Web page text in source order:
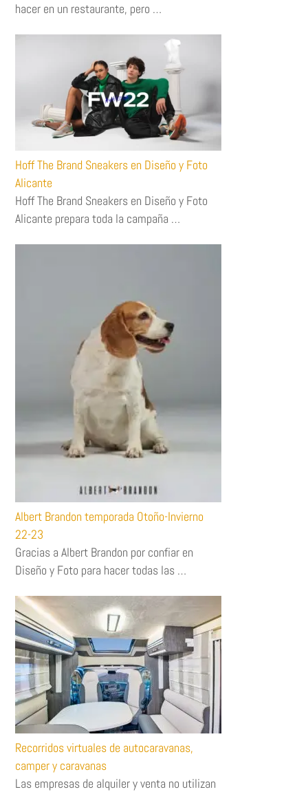
hacer en un restaurante, pero …
Hoff The Brand Sneakers en Diseño y Foto
Alicante
Hoff The Brand Sneakers en Diseño y Foto
Alicante prepara toda la campaña …
Albert Brandon temporada Otoño-Invierno
22-23
Gracias a Albert Brandon por confiar en
Diseño y Foto para hacer todas las …
Recorridos virtuales de autocaravanas,
camper y caravanas
Las empresas de alquiler y venta no utilizan